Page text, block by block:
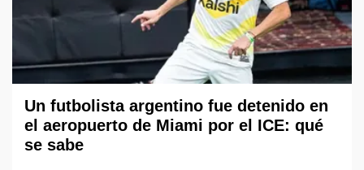
Un futbolista argentino fue detenido en
el aeropuerto de Miami por el ICE: qué
se sabe